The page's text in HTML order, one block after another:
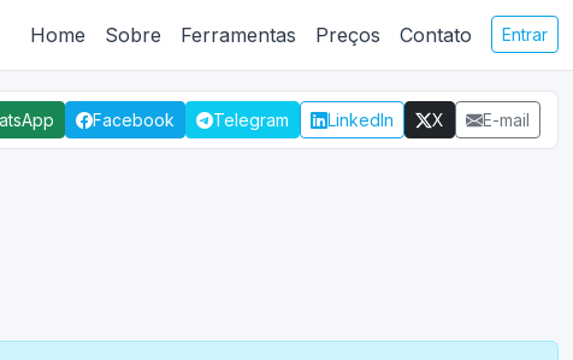
Home Sobre Ferramentas Preços Contato Entrar
Facebook Telegram LinkedIn X E-mail